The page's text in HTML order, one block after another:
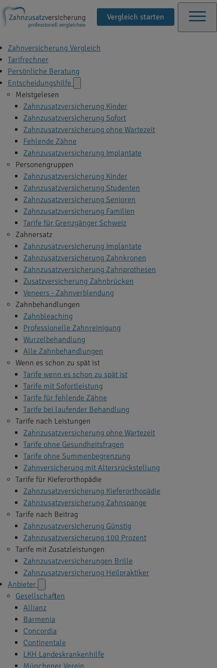
Vergleich starten
Zahnversicherung Vergleich
Tarifrechner
Persönliche Beratung
Entscheidungshilfe
Meistgelesen
Zahnzusatzversicherung Kinder
Zahnzusatzversicherung Sofort
Zahnzusatzversicherung ohne Wartezeit
Fehlende Zähne
Zahnzusatzversicherung Implantate
Personengruppen
Zahnzusatzversicherung Kinder
Zahnzusatzversicherung Studenten
Zahnzusatzversicherung Senioren
Zahnzusatzversicherung Familien
Tarife für Grenzgänger Schweiz
Zahnersatz
Zahnzusatzversicherung Implantate
Zahnzusatzversicherung Zahnkronen
Zahnzusatzversicherung Zahnprothesen
Zusatzversicherung Zahnbrücken
Veneers - Zahnverblendung
Zahnbehandlungen
Zahnbleaching
Professionelle Zahnreinigung
Wurzelbehandlung
Alle Zahnbehandlungen
Wenn es schon zu spät ist
Tarife wenn es schon zu spät ist
Tarife mit Sofortleistung
Tarife für fehlende Zähne
Tarife bei laufender Behandlung
Tarife nach Leistungen
Zahnzusatzversicherung ohne Wartezeit
Tarife ohne Gesundheitsfragen
Tarife ohne Summenbegrenzung
Zahnversicherung mit Altersrückstellung
Tarife für Kieferorthopädie
Zahnzusatzversicherung Kieferorthopädie
Zahnzusatzversicherung Zahnspange
Tarife nach Beitrag
Zahnzusatzversicherung Günstig
Zahnzusatzversicherung 100 Prozent
Tarife mit Zusatzleistungen
Zahnzusatzversicherungen Brille
Zahnzusatzversicherung Heilpraktiker
Anbieter
Gesellschaften
Allianz
Barmenia
Concordia
Continentale
LKH Landeskrankenhilfe
Münchener Verein